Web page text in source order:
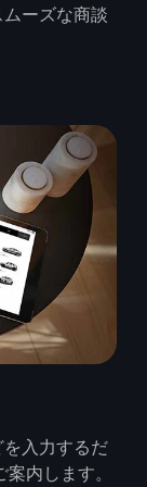
ーズな商談
入力するだ
内します。